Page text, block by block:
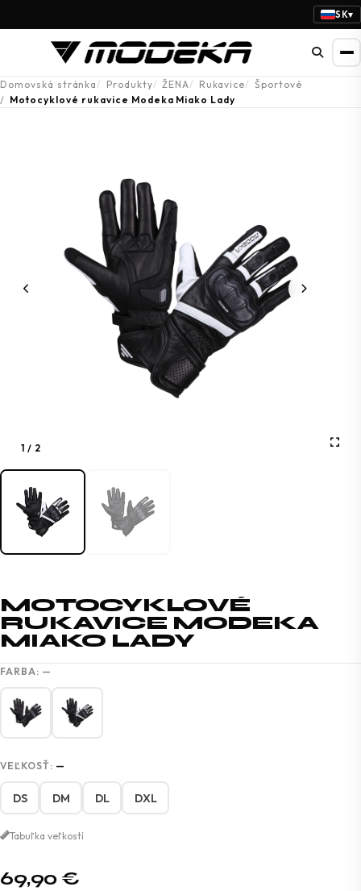
SK▾
Domovská stránka Produkty ŽENA Rukavice
Športové
Motocyklové rukavice Modeka Miako Lady
1 / 2
MOTOCYKLOVÉ
RUKAVICE MODEKA
MIAKO LADY
FARBA: —
VEĽKOSŤ: —
DS DM DL DXL
Tabuľka veľkostí
69,90 €